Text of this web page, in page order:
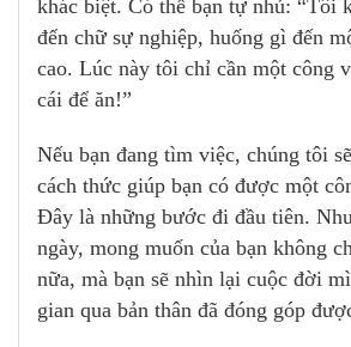
khác biệt. Có thể bạn tự nhủ: “Tôi
đến chữ sự nghiệp, huống gì đến
cao. Lúc này tôi chỉ cần một công
cái để ăn!”
Nếu bạn đang tìm việc, chúng tôi
cách thức giúp bạn có được một
Đây là những bước đi đầu tiên.
ngày, mong muốn của bạn không
nữa, mà bạn sẽ nhìn lại cuộc đời
gian qua bản thân đã đóng góp